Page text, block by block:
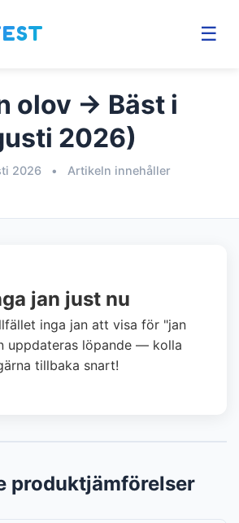
☰
olov → Bäst i
2026)
2026 •
Artikeln innehåller
jan just nu
inga jan att visa för "jan
uppdateras löpande — kolla
tillbaka snart!
produktjämförelser